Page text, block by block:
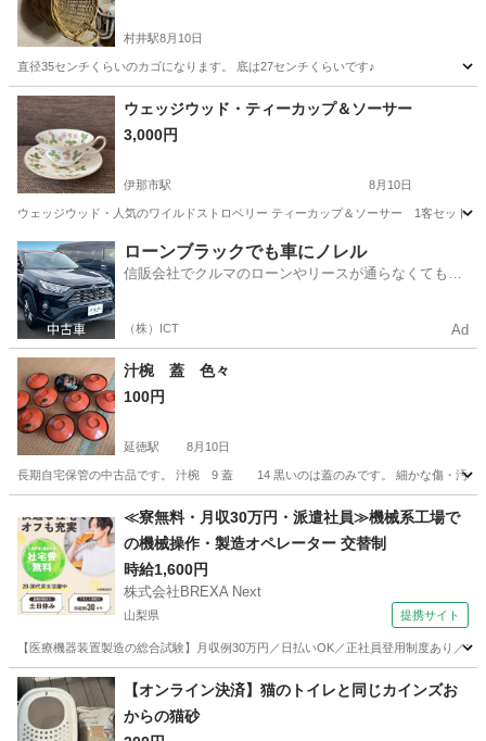
村井駅8月10日
直径35センチくらいのカゴになります。 底は27センチくらいです♪
長野 松本市 生活雑貨
ウェッジウッド・ティーカップ＆ソーサー
3,000円
伊那市駅 8月10日
ウェッジウッド・人気のワイルドストロベリー ティーカップ＆ソーサー 1客セット
長野 伊那市 伊那市駅 食器
ローンブラックでも車にノレル
信販会社でクルマのローンやリースが通らなくてもク
（株）ICT Ad
汁椀 蓋 色々
100円
延徳駅 8月10日
長期自宅保管の中古品です。 汁椀 9 蓋 14 黒いのは蓋のみです。 細かな傷・汚れ
延徳駅 食器 汚れ
≪寮無料・月収30万円・派遣社員≫機械系工場で
の機械操作・製造オペレーター 交替制
時給1,600円
株式会社BREXA Next
山梨県 提携サイト
【医療機器装置製造の総合試験】月収例30万円／日払いOK／正社員登用制度あり
山梨 その他
【オンライン決済】猫のトイレと同じカインズお
からの猫砂